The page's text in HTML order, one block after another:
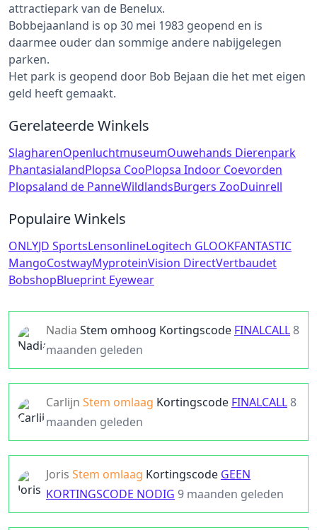
attractiepark van de Benelux.
Bobbejaanland is op 30 mei 1983 geopend en is
daarmee ouder dan sommige andere nabijgelegen
parken.
Het park is geopend door Bob Bejaan die het met eigen
geld heeft gemaakt.
Gerelateerde Winkels
SlagharenOpenluchtmuseumOuwehands Dierenpark
PhantasialandPlopsa CooPlopsa Indoor Coevorden
Plopsaland de PanneWildlandsBurgers ZooDuinrell
Populaire Winkels
ONLYJD SportsLensonlineLogitech GLOOKFANTASTIC
MangoCostwayMyproteinVision DirectVertbaudet
BobshopBlueprint Eyewear
Nadia Stem omhoog Kortingscode FINALCALL8
maanden geleden
Carlijn Stem omlaag Kortingscode FINALCALL8
maanden geleden
Joris Stem omlaag Kortingscode GEEN
KORTINGSCODE NODIG 9 maanden geleden